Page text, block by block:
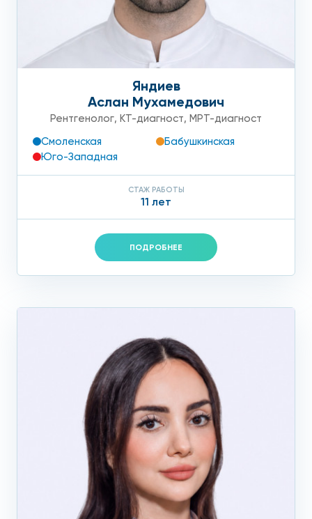
Яндиев
Аслан Мухамедович
Рентгенолог, КТ-диагност, МРТ-диагност
Смоленская
Бабушкинская
Юго-Западная
СТАЖ РАБОТЫ
11 лет
ПОДРОБНЕЕ